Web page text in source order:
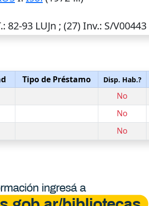
: 82-93 LUJn ; (27)Inv.: S/V00443
Tipo de Préstamo Disp. Hab.?
No
No
No